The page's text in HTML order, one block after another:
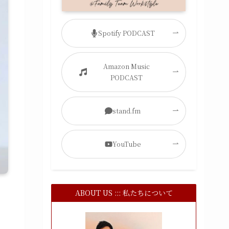
Spotify PODCAST
Amazon Music
PODCAST
stand.fm
YouTube
ABOUT US ::: 私たちについて